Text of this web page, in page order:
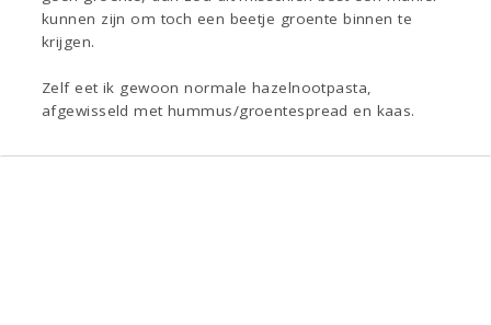
kunnen zijn om toch een beetje groente binnen te
krijgen.
Zelf eet ik gewoon normale hazelnootpasta,
afgewisseld met hummus/groentespread en kaas.